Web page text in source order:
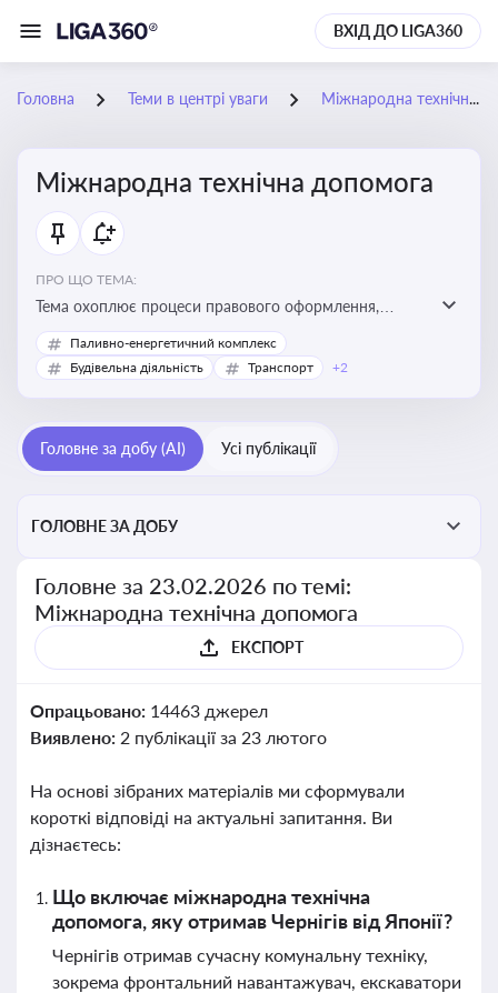
ВХІД ДО LIGA360
Головна Теми в центрі уваги Міжнародна технічна допомога
Міжнародна технічна допомога
ПРО ЩО ТЕМА:
Тема охоплює процеси правового оформлення,
адміністрування і контролю технічної допомоги, що
надається Україні з-за кордону, і є критично
Паливно-енергетичний комплекс
Будівельна діяльність
Транспорт +2
Головне за добу (AI) Усі публікації
ГОЛОВНЕ ЗА ДОБУ
Головне за 23.02.2026 по темі:
Міжнародна технічна допомога
ЕКСПОРТ
Опрацьовано: 14463 джерел
Виявлено: 2 публікації за 23 лютого
На основі зібраних матеріалів ми сформували
короткі відповіді на актуальні запитання. Ви
дізнаєтесь:
Що включає міжнародна технічна
допомога, яку отримав Чернігів від Японії?
Чернігів отримав сучасну комунальну техніку,
зокрема фронтальний навантажувач, екскаватори